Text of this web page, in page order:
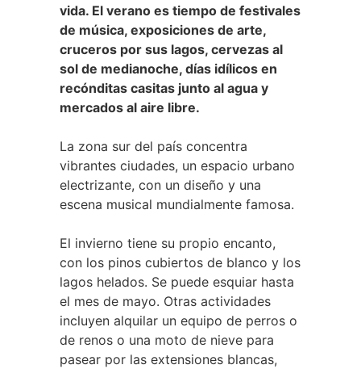
vida. El verano es tiempo de festivales
de música, exposiciones de arte,
cruceros por sus lagos, cervezas al
sol de medianoche, días idílicos en
recónditas casitas junto al agua y
mercados al aire libre.
La zona sur del país concentra
vibrantes ciudades, un espacio urbano
electrizante, con un diseño y una
escena musical mundialmente famosa.
El invierno tiene su propio encanto,
con los pinos cubiertos de blanco y los
lagos helados. Se puede esquiar hasta
el mes de mayo. Otras actividades
incluyen alquilar un equipo de perros o
de renos o una moto de nieve para
pasear por las extensiones blancas,